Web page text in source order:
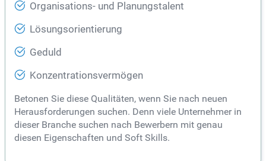
Organisations- und Planungstalent
Lösungsorientierung
Geduld
Konzentrationsvermögen
Betonen Sie diese Qualitäten, wenn Sie nach neuen
Herausforderungen suchen. Denn viele Unternehmer in
dieser Branche suchen nach Bewerbern mit genau
diesen Eigenschaften und Soft Skills.